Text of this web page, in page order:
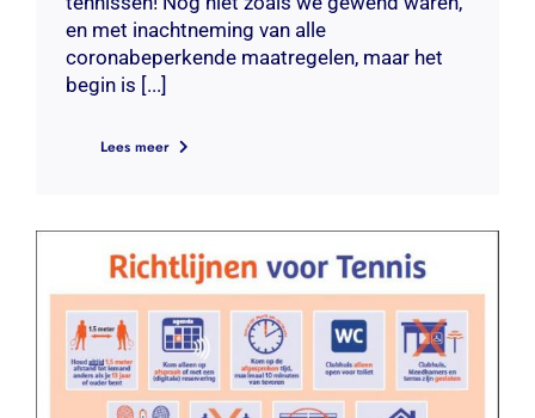
en met inachtneming van alle
coronabeperkende maatregelen, maar het
begin is [...]
Lees meer